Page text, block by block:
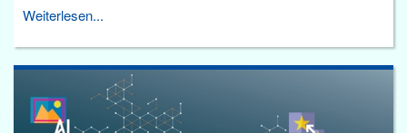
Weiterlesen...